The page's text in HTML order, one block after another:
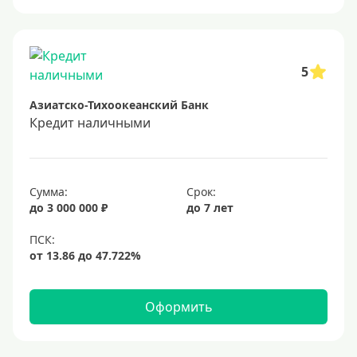
Способы выдачи
Не выходя из дома
С доставкой на дом
Наличными
В долларах США
В евро
Заемщики
5
Азиатско-Тихоокеанский Банк
Кредит наличными
Сумма:
до 3 000 000 ₽
Срок:
до 7 лет
Оформить